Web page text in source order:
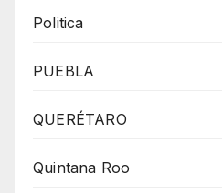
Politica
PUEBLA
QUERÉTARO
Quintana Roo